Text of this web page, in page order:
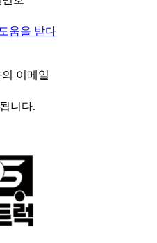
움을 받다
이메일
니다.